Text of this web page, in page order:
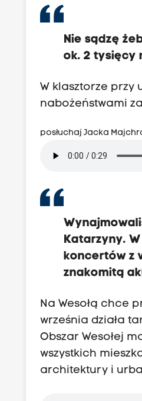
Nie sądzę
ok. 2 tysięcy
W klasztorze przy
nabożeństwami
posłuchaj Jacka
Katarzyny.
koncertów z
znakomitą
Na Wesołą chce
września działa
Obszar Wesołej
wszystkich
architektury i